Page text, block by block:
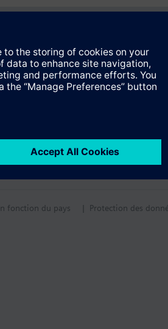
fonction du pays | Protection des